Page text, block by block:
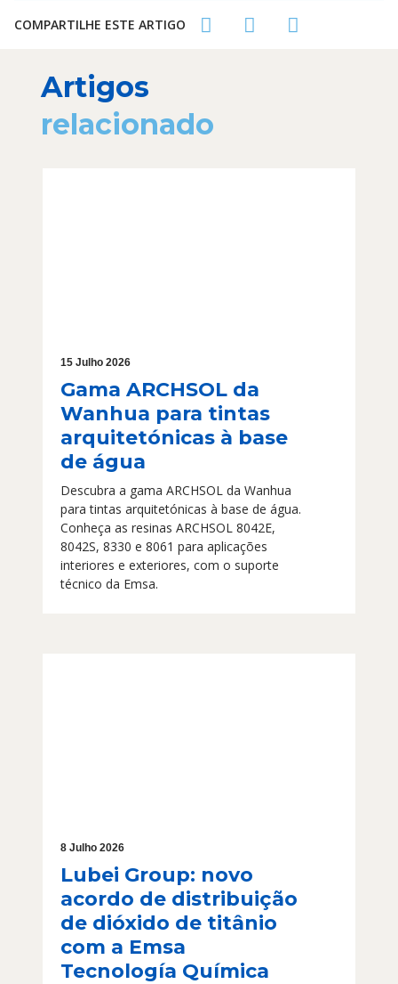
COMPARTILHE ESTE ARTIGO
Artigos
relacionado
15 Julho 2026
Gama ARCHSOL da
Wanhua para tintas
arquitetónicas à base
de água
Descubra a gama ARCHSOL da Wanhua
para tintas arquitetónicas à base de água.
Conheça as resinas ARCHSOL 8042E,
8042S, 8330 e 8061 para aplicações
interiores e exteriores, com o suporte
técnico da Emsa.
8 Julho 2026
Lubei Group: novo
acordo de distribuição
de dióxido de titânio
com a Emsa
Tecnología Química